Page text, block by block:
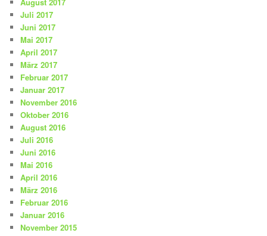
Juli 2017
Juni 2017
Mai 2017
April 2017
März 2017
Februar 2017
Januar 2017
November 2016
Oktober 2016
August 2016
Juli 2016
Juni 2016
Mai 2016
April 2016
März 2016
Februar 2016
Januar 2016
November 2015